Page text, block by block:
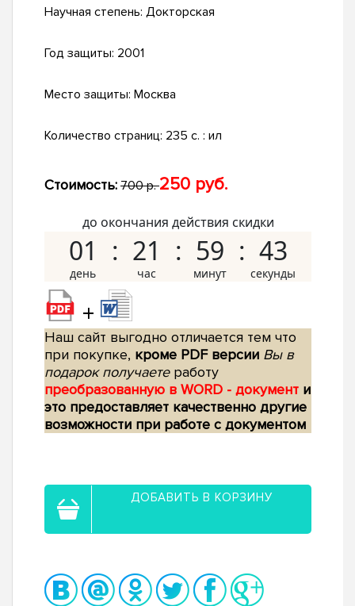
Научная степень: Докторская
Год защиты: 2001
Место защиты: Москва
Количество страниц: 235 с. : ил
Стоимость: 700 р.250 руб.
до окончания действия скидки
01 21 59 42
+
Наш сайт выгодно отличается тем что
при покупке, кроме PDF версии Вы в
подарок получаетеработу
преобразованную в WORD - документ и
это предоставляет качественно другие
возможности при работе с документом
ДОБАВИТЬ В КОРЗИНУ